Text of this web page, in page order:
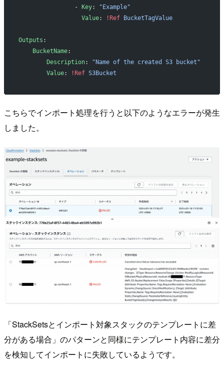
                -
Key:
"Example"
                  Value
: !Ref BucketTagValue
Outputs :
    BucketName
:
        Description
:
"Name of the created S3 bucket"
        Value
: !Ref S3Bucket
こちらでインポート処理を行うと以下のようなエラーが発生
しました。
「StackSetsとインポート対象スタックのテンプレートに差
分がある場合」のパターンと同様にテンプレート内容に差分
を検知してインポートに失敗しているようです。